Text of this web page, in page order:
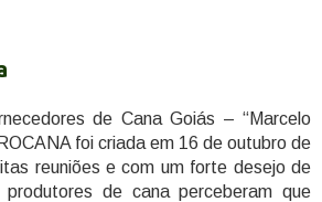
de Cana Goiás – “Marcelo
foi criada em 16 de outubro de
reuniões e com um forte desejo de
produtores de cana perceberam que